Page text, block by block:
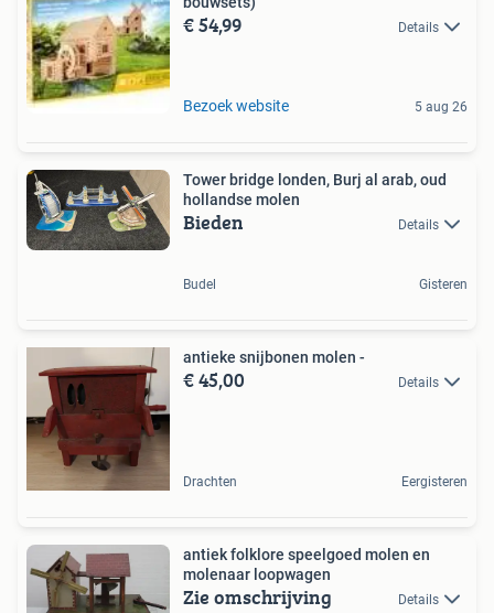
€ 54,99 Details
Bezoek website 5 aug 26
Tower bridge londen, Burj al arab, oud
hollandse molen
Bieden Details
Budel Gisteren
antieke snijbonen molen -
€ 45,00 Details
Drachten Eergisteren
antiek folklore speelgoed molen en
molenaar loopwagen
Zie omschrijving Details